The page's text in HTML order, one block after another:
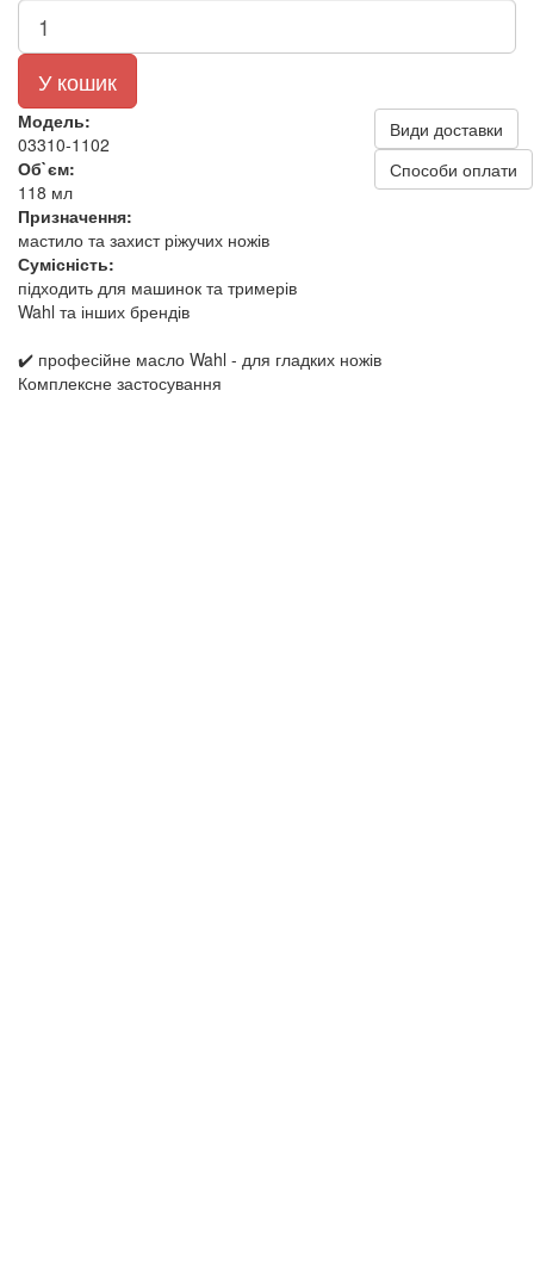
У кошик
Модель:
03310-1102
Об`єм:
118 мл
Призначення:
мастило та захист ріжучих ножів
Сумісність:
підходить для машинок та тримерів
Wahl та інших брендів
Види доставки
Способи оплати
✔️ професійне масло Wahl - для гладких ножів
Комплексне застосування